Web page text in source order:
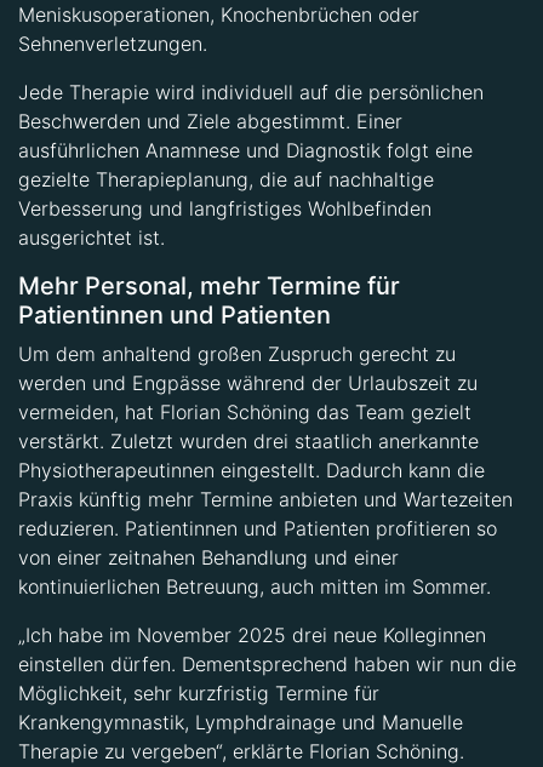
Meniskusoperationen, Knochenbrüchen oder
Sehnenverletzungen.
Jede Therapie wird individuell auf die persönlichen
Beschwerden und Ziele abgestimmt. Einer
ausführlichen Anamnese und Diagnostik folgt eine
gezielte Therapieplanung, die auf nachhaltige
Verbesserung und langfristiges Wohlbefinden
ausgerichtet ist.
Mehr Personal, mehr Termine für
Patientinnen und Patienten
Um dem anhaltend großen Zuspruch gerecht zu
werden und Engpässe während der Urlaubszeit zu
vermeiden, hat Florian Schöning das Team gezielt
verstärkt. Zuletzt wurden drei staatlich anerkannte
Physiotherapeutinnen eingestellt. Dadurch kann die
Praxis künftig mehr Termine anbieten und Wartezeiten
reduzieren. Patientinnen und Patienten profitieren so
von einer zeitnahen Behandlung und einer
kontinuierlichen Betreuung, auch mitten im Sommer.
„Ich habe im November 2025 drei neue Kolleginnen
einstellen dürfen. Dementsprechend haben wir nun die
Möglichkeit, sehr kurzfristig Termine für
Krankengymnastik, Lymphdrainage und Manuelle
Therapie zu vergeben“, erklärte Florian Schöning.